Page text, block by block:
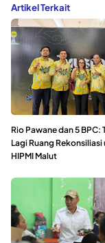
Artikel Terkait
Rio Pawane dan 5 BPC:
Lagi Ruang
HIPMI Malut